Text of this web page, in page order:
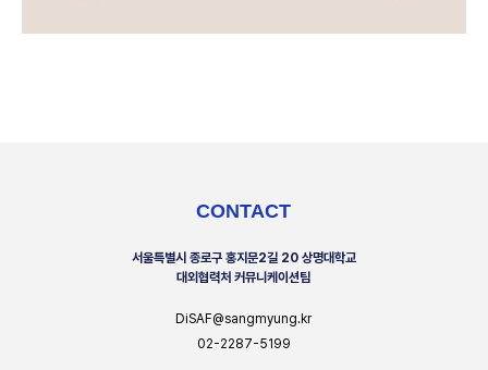
CONTACT
서울특별시 종로구 홍지문2길 20 상명대학교
대외협력처 커뮤니케이션팀
DiSAF@sangmyung.kr
02-2287-5199